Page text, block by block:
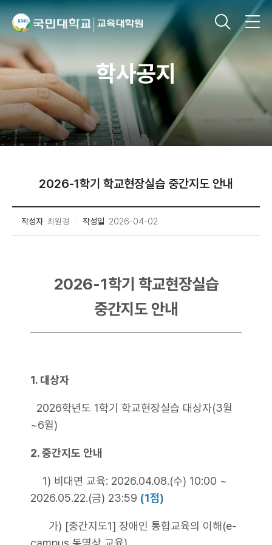
학사공지
2026-1학기 학교현장실습 중간지도 안내
작성자 최원경 작성일 2026-04-02
2026-1학기 학교현장실습
중간지도 안내
1. 대상자
2026학년도 1학기 학교현장실습 대상자(3월
~6월)
2. 중간지도 안내
1) 비대면 교육: 2026.04.08.(수) 10:00 ~
2026.05.22.(금) 23:59 (1점)
가) [중간지도1] 장애인 통합교육의 이해(e-